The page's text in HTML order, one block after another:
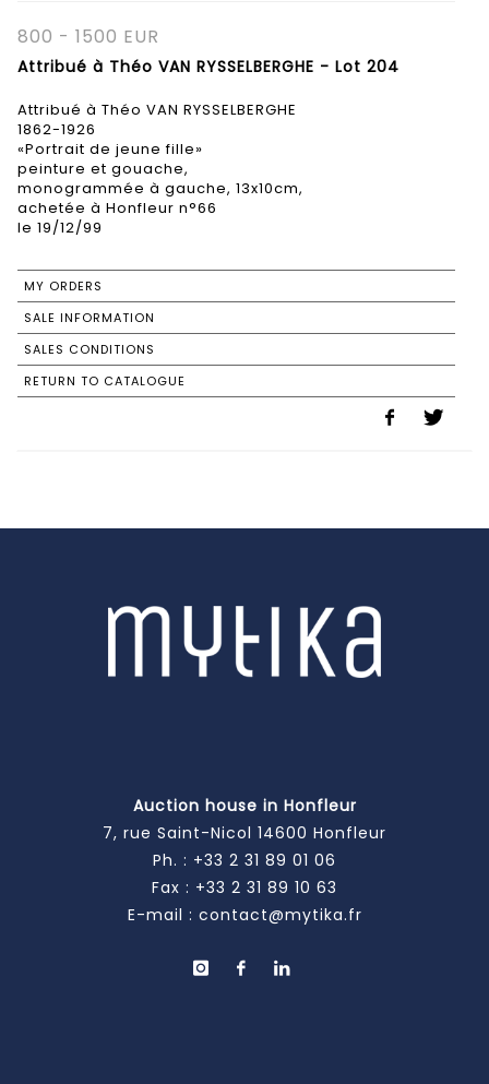
800 - 1500 EUR
Attribué à Théo VAN RYSSELBERGHE - Lot 204
Attribué à Théo VAN RYSSELBERGHE
1862-1926
«Portrait de jeune fille»
peinture et gouache,
monogrammée à gauche, 13x10cm,
achetée à Honfleur n°66
le 19/12/99
MY ORDERS
SALE INFORMATION
SALES CONDITIONS
RETURN TO CATALOGUE
Auction house in Honfleur
7, rue Saint-Nicol 14600 Honfleur
Ph. : +33 2 31 89 01 06
Fax : +33 2 31 89 10 63
E-mail : contact@mytika.fr